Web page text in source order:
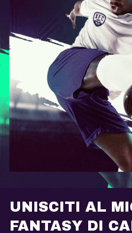
UNISCITI AL
FANTASY DI